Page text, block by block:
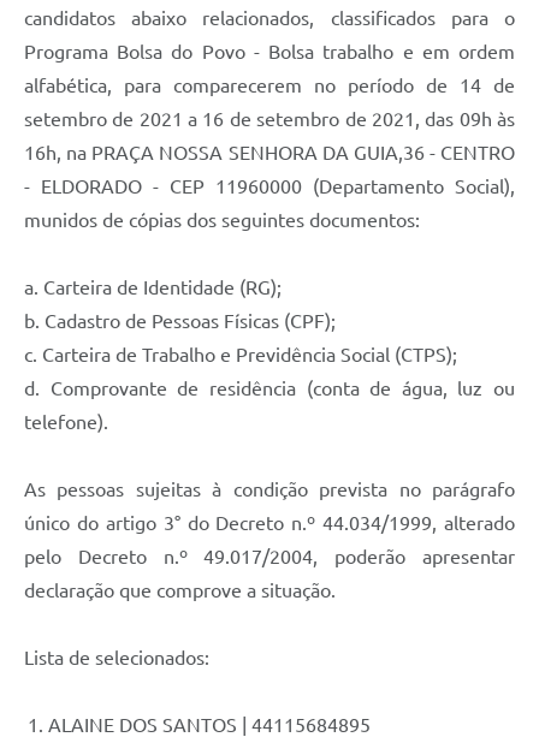
candidatos abaixo relacionados, classificados para o
Programa Bolsa do Povo - Bolsa trabalho e em ordem
alfabética, para comparecerem no período de 14 de
setembro de 2021 a 16 de setembro de 2021, das 09h às
16h, na PRAÇA NOSSA SENHORA DA GUIA,36 - CENTRO
- ELDORADO - CEP 11960000 (Departamento Social),
munidos de cópias dos seguintes documentos:
a. Carteira de Identidade (RG);
b. Cadastro de Pessoas Físicas (CPF);
c. Carteira de Trabalho e Previdência Social (CTPS);
d. Comprovante de residência (conta de água, luz ou
telefone).
As pessoas sujeitas à condição prevista no parágrafo
único do artigo 3° do Decreto n.º 44.034/1999, alterado
pelo Decreto n.º 49.017/2004, poderão apresentar
declaração que comprove a situação.
Lista de selecionados:
ALAINE DOS SANTOS | 44115684895